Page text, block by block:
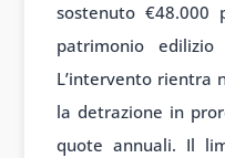
sostenuto
patrimonio
L’intervento rientra
la detrazione in
quote annuali. Il